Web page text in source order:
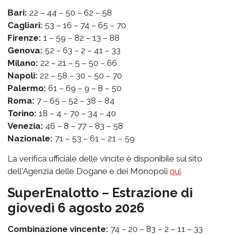
Bari: 22 – 44 – 50 – 62 – 58
Cagliari: 53 – 16 – 74 – 65 – 70
Firenze: 1 – 59 – 82 – 13 – 88
Genova: 52 – 63 – 2 – 41 – 33
Milano: 22 – 21 – 5 – 50 – 66
Napoli: 22 – 58 – 30 – 50 – 70
Palermo: 61 – 69 – 9 – 8 – 50
Roma: 7 – 65 – 52 – 38 – 84
Torino: 18 – 4 – 70 – 34 – 40
Venezia: 46 – 8 – 77 – 83 – 58
Nazionale: 71 – 53 – 61 – 21 – 59
La verifica ufficiale delle vincite è disponibile sul sito
dell'Agenzia delle Dogane e dei Monopoli qui.
SuperEnalotto – Estrazione di
giovedì 6 agosto 2026
Combinazione vincente: 74 – 20 – 83 – 2 – 11 – 33